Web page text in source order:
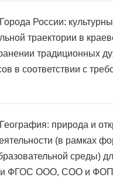
России:
траектории в
традиционных
в соответствии с
природа и
(в рамках
среды)
ФГОС ООО, СОО и